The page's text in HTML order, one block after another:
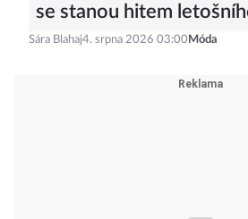
se stanou hitem
Sára Blahaj4. srpna 2026 03:00 Móda